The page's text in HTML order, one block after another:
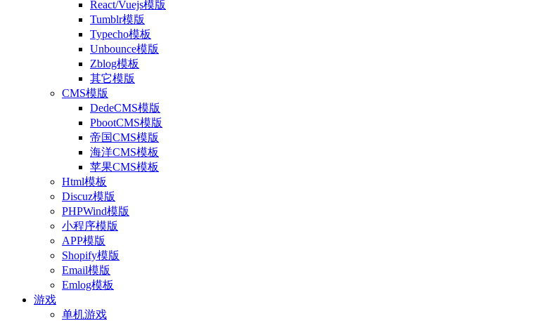
React/Vuejs模版
Tumblr模版
Typecho模板
Unbounce模版
Zblog模板
其它模版
CMS模版
DedeCMS模版
PbootCMS模版
帝国CMS模版
海洋CMS模板
苹果CMS模板
Html模板
Discuz模版
PHPWind模版
小程序模版
APP模版
Shopify模版
Email模版
Emlog模板
游戏
单机游戏